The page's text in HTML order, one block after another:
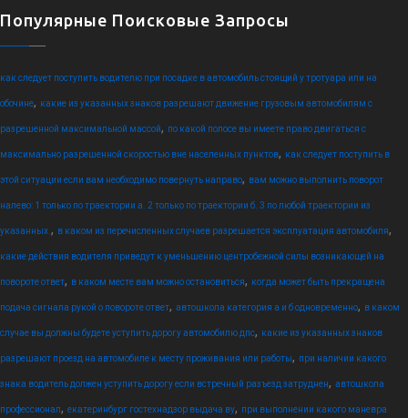
Популярные Поисковые Запросы
как следует поступить водителю при посадке в автомобиль стоящий у тротуара или на
обочине, какие из указанных знаков разрешают движение грузовым автомобилям с
разрешенной максимальной массой, по какой полосе вы имеете право двигаться с
максимально разрешенной скоростью вне населенных пунктов, как следует поступить в
этой ситуации если вам необходимо повернуть направо, вам можно выполнить поворот
налево: 1 только по траектории а. 2 только по траектории б. 3 по любой траектории из
указанных. , в каком из перечисленных случаев разрешается эксплуатация автомобиля,
какие действия водителя приведут к уменьшению центробежной силы возникающей на
повороте ответ, в каком месте вам можно остановиться, когда может быть прекращена
подача сигнала рукой о повороте ответ, автошкола категория а и б одновременно, в каком
случае вы должны будете уступить дорогу автомобилю дпс, какие из указанных знаков
разрешают проезд на автомобиле к месту проживания или работы, при наличии какого
знака водитель должен уступить дорогу если встречный разъезд затруднен, автошкола
профессионал, екатеринбург гостехнадзор выдача ву, при выполнении какого маневра